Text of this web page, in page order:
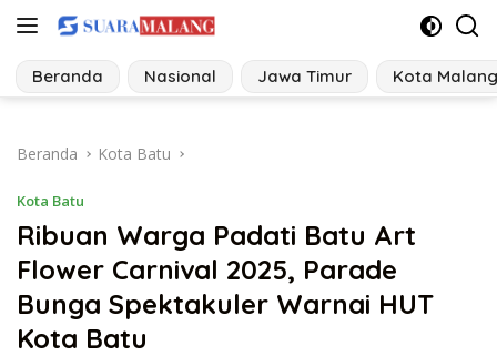
Langsung
konten
Beranda Nasional Jawa Timur Kota Malang
Beranda Kota Batu
Kota Batu
Ribuan Warga Padati Batu Art
Flower Carnival 2025, Parade
Bunga Spektakuler Warnai HUT
Kota Batu